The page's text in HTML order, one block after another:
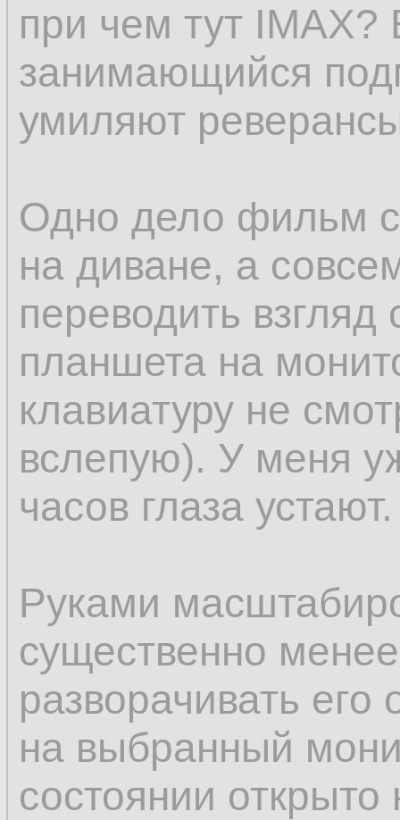
при чем тут IMAX?
занимающийся
умиляют
Одно дело фильм
на диване, а
переводить взгляд
планшета на
клавиатуру не
вслепую). У меня
часов глаза устают.
Руками
существенно
разворачивать
на выбранный
состоянии открыто